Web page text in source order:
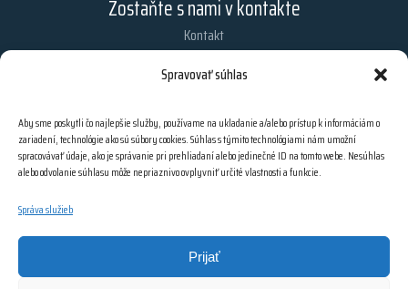
Spravovať súhlas
Aby sme poskytli čo najlepšie služby, používame na ukladanie a/alebo prístup k informáciám o
zariadení, technológie ako sú súbory cookies. Súhlas s týmito technológiami nám umožní
spracovávať údaje, ako je správanie pri prehliadaní alebo jedinečné ID na tomto webe. Nesúhlas
alebo odvolanie súhlasu môže nepriaznivo ovplyvniť určité vlastnosti a funkcie.
Správa služieb
Prijať
Zostaňte s nami v kontakte
Kontakt
Chcete dostávať najnovšie informácie z nášho obchodu?
PRIHLÁSIŤ SA